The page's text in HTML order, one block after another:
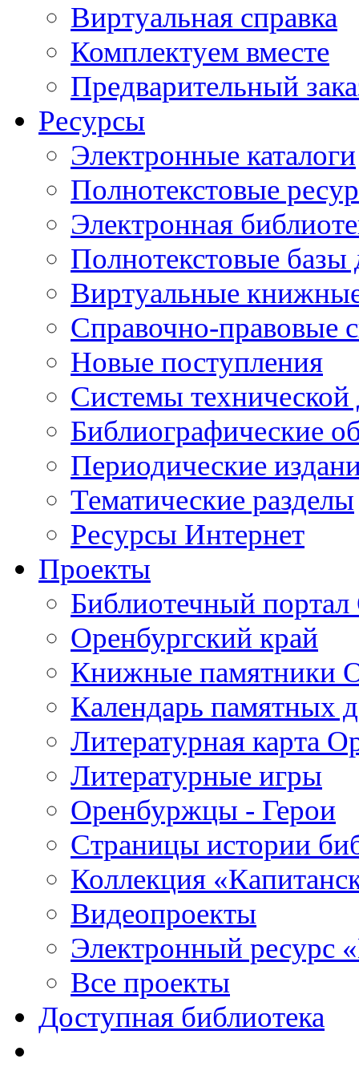
Виртуальная справка
Комплектуем вместе
Предварительный
Ресурсы
Электронные каталоги
Полнотекстовые
Электронная
Полнотекстовые
Виртуальные
Справочно-правовые
Новые поступления
Cистемы
Библиографические
Периодические
Тематические разделы
Ресурсы Интернет
Проекты
Библиотечный портал
Оренбургский край
Книжные памятники
Календарь памятных
Литературная карта
Литературные игры
Оренбуржцы - Герои
Страницы истории
Коллекция
Видеопроекты
Электронный ресурс
Все проекты
Доступная библиотека